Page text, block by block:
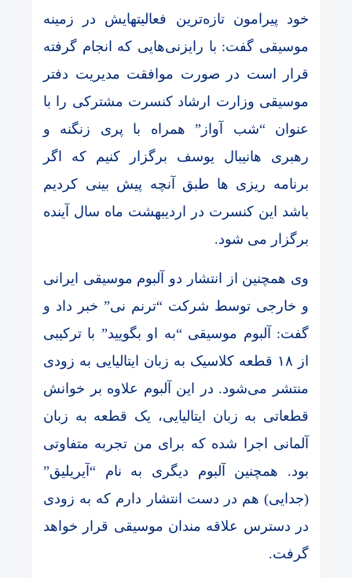
خود پیرامون تازه‌ترین فعالیتهایش در زمینه
موسیقی گفت: با رایزنی‌هایی که انجام گرفته
قرار است در صورت موافقت مدیریت دفتر
موسیقی وزارت ارشاد کنسرت مشترکی را با
عنوان “شب آواز” همراه با پری زنگنه و
رهبری هانیبال یوسف برگزار کنیم که اگر
برنامه ریزی ها طبق آنچه پیش بینی کردیم
باشد این کنسرت در اردیبهشت ماه سال آینده
برگزار می شود.
وی همچنین از انتشار دو آلبوم موسیقی ایرانی
و خارجی توسط شرکت “ترنم نی” خبر داد و
گفت: آلبوم موسیقی “به او بگویید” با ترکیبی
از ۱۸ قطعه کلاسیک به زبان ایتالیایی به زودی
منتشر می‌شود. در این آلبوم علاوه بر خوانش
قطعاتی به زبان ایتالیایی، یک قطعه به زبان
آلمانی اجرا شده که برای من تجربه متفاوتی
بود. همچنین آلبوم دیگری به نام “آیریلیق”
(جدایی) هم در دست انتشار دارم که به زودی
در دسترس علاقه مندان موسیقی قرار خواهد
گرفت.